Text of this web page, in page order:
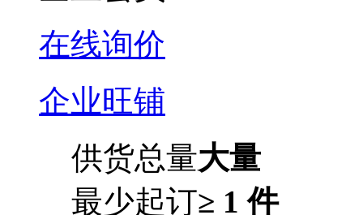
在线询价
企业旺铺
供货总量大量
最少起订≥ 1 件